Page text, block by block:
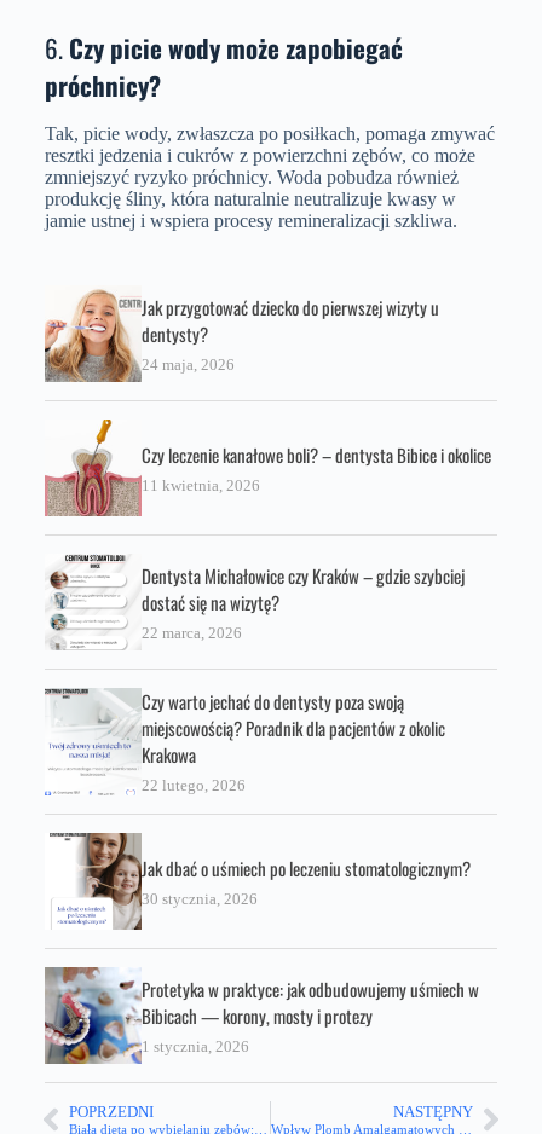
6.Czy picie wody może zapobiegać
próchnicy?
Tak, picie wody, zwłaszcza po posiłkach, pomaga zmywać
resztki jedzenia i cukrów z powierzchni zębów, co może
zmniejszyć ryzyko próchnicy. Woda pobudza również
produkcję śliny, która naturalnie neutralizuje kwasy w
jamie ustnej i wspiera procesy remineralizacji szkliwa.
Jak przygotować dziecko do pierwszej wizyty u
dentysty?
24 maja, 2026
Czy leczenie kanałowe boli? – dentysta Bibice i okolice
11 kwietnia, 2026
Dentysta Michałowice czy Kraków – gdzie szybciej
dostać się na wizytę?
22 marca, 2026
Czy warto jechać do dentysty poza swoją
miejscowością? Poradnik dla pacjentów z okolic
Krakowa
22 lutego, 2026
Jak dbać o uśmiech po leczeniu stomatologicznym?
30 stycznia, 2026
Protetyka w praktyce: jak odbudowujemy uśmiech w
Bibicach — korony, mosty i protezy
1 stycznia, 2026
POPRZEDNI NASTĘPNY